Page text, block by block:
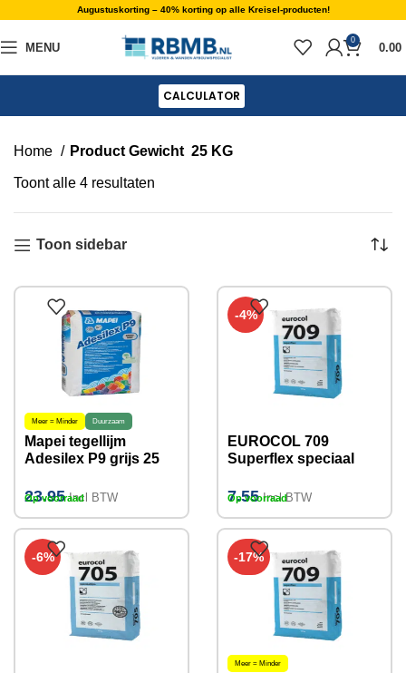
Augustuskorting – 40% korting op alle Kreisel-producten!
MENU
0
0.00
CALCULATOR
Home Product Gewicht 25 KG
Toont alle 4 resultaten
Toon sidebar
Meer = Minder Duurzaam
Mapei tegellijm
Adesilex P9 grijs 25
23.95 Incl BTW
Op voorraad
-4%
EUROCOL 709
Superflex speciaal
25KG
7.55 Incl BTW
Op voorraad
-6% -17%
Meer = Minder